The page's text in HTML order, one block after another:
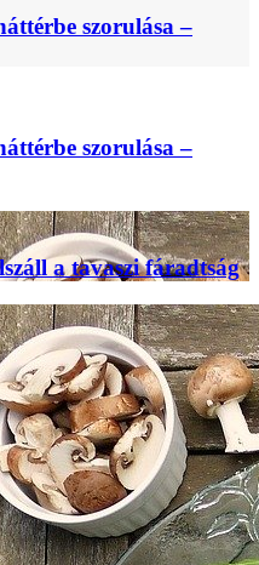
szorulása –
szorulása –
a tavaszi fáradtság